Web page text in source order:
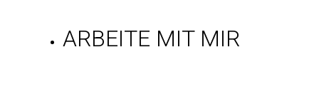
ARBEITE MIT MIR